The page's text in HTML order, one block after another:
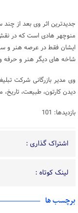
جدیدترین اثر وی بعد از چند
منوچهر هادی است که در
ایشان فقط در عرصه هنر و
شاخه های دیگر هنر و حرفه
وی مدیر بازرگانی شرکت
دیدن کارتون، طبیعت،
بازدیدها: 101
اشتراک گذاری :
لینک کوتاه :
برچسب ها